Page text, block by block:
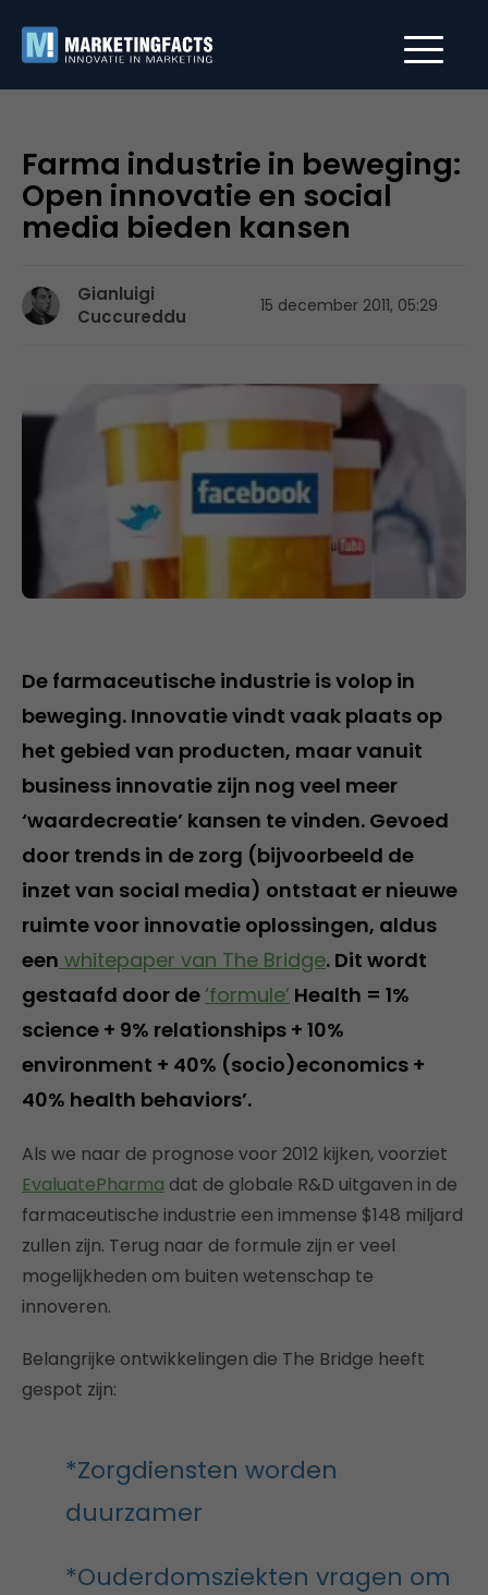
Farma industrie in beweging:
Open innovatie en social
media bieden kansen
Gianluigi
Cuccureddu
15 december 2011, 05:29
De farmaceutische industrie is volop in
beweging. Innovatie vindt vaak plaats op
het gebied van producten, maar vanuit
business innovatie zijn nog veel meer
‘waardecreatie’ kansen te vinden. Gevoed
door trends in de zorg (bijvoorbeeld de
inzet van social media) ontstaat er nieuwe
ruimte voor innovatie oplossingen, aldus
een whitepaper van The Bridge. Dit wordt
gestaafd door de‘formule’ Health = 1%
science + 9% relationships + 10%
environment + 40% (socio)economics +
40% health behaviors’.
Als we naar de prognose voor 2012 kijken, voorziet
EvaluatePharma dat de globale R&D uitgaven in de
farmaceutische industrie een immense $148 miljard
zullen zijn. Terug naar de formule zijn er veel
mogelijkheden om buiten wetenschap te
innoveren.
Belangrijke ontwikkelingen die The Bridge heeft
gespot zijn:
*Zorgdiensten worden
duurzamer
*Ouderdomsziekten vragen om